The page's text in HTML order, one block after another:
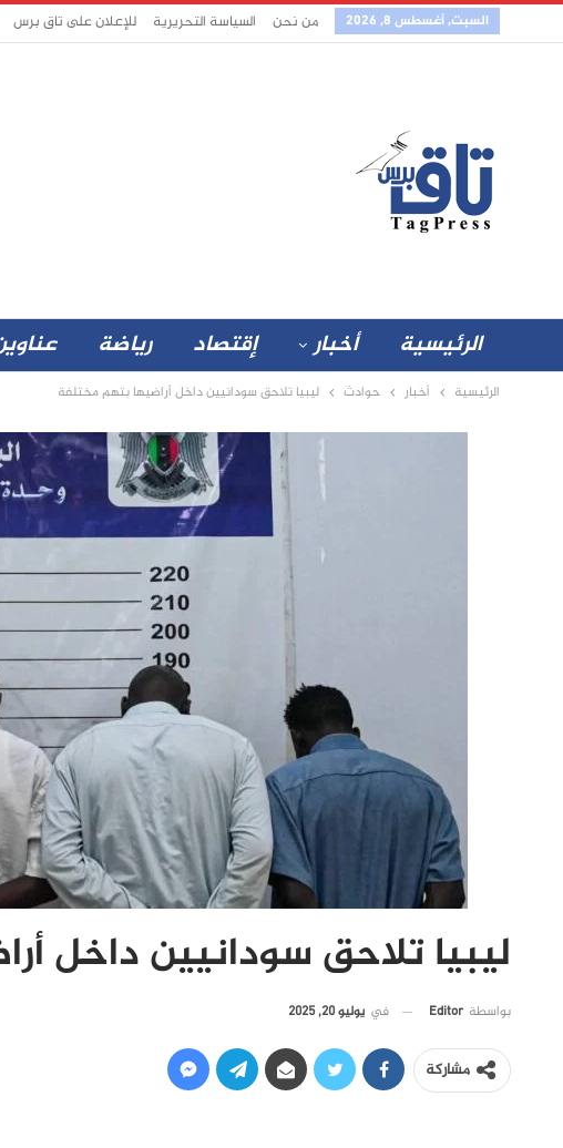
السبت, أغسطس 8, 2026 من نحن السياسة التحريرية للإعلان على تاق برس
الرئيسية أخبار إقتصاد رياضة
الرئيسية أخبار حوادث ليبيا تلاحق سودانيين داخل أراضيها بتهم مختلفة
ليبيا تلاحق سودانيين داخل
بواسطة Editor في يوليو 20, 2025
مشاركة